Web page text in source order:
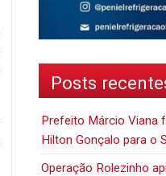
Posts
Prefeito Márcio Viana
Hilton Gonçalo para o
Operação Rolezinho